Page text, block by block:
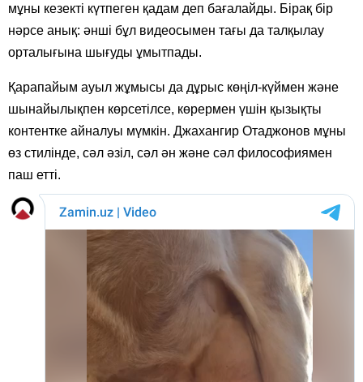
мұны кезекті күтпеген қадам деп бағалайды. Бірақ бір
нәрсе анық: әнші бұл видеосымен тағы да талқылау
орталығына шығуды ұмытпады.
Қарапайым ауыл жұмысы да дұрыс көңіл-күймен және
шынайылықпен көрсетілсе, көрермен үшін қызықты
контентке айналуы мүмкін. Джахангир Отаджонов мұны
өз стилінде, сәл әзіл, сәл ән және сәл философиямен
паш етті.